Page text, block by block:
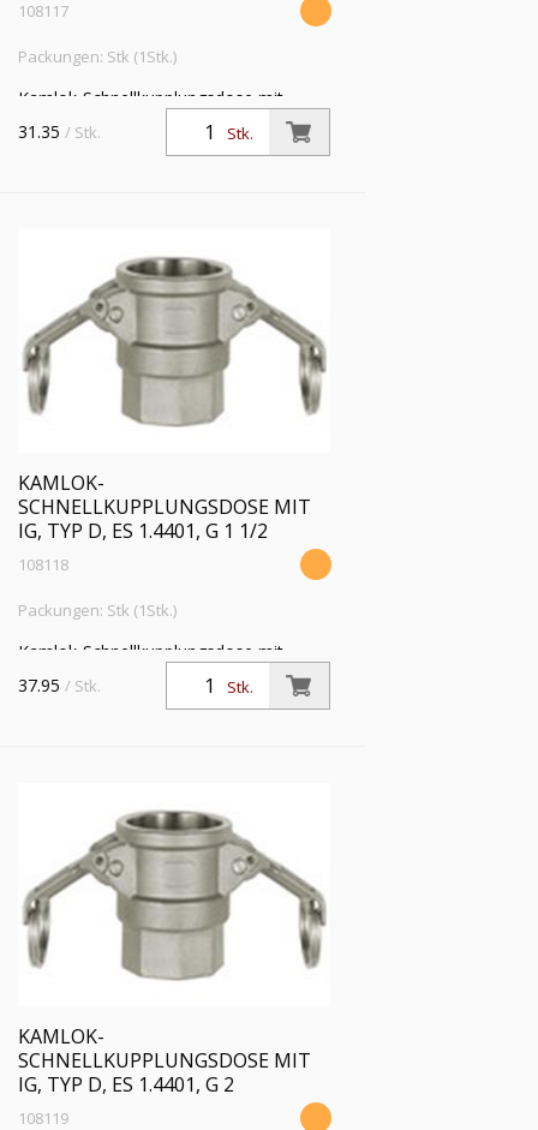
108117
Packungen: Stk (1Stk.)
Kamlok-Schnellkupplungsdose mit
Innengewinde, Typ D, ES 1.4401, G 1
1/4, für Stecker-Ø 46 mm, PN max. 16
Stk.
31.35 / Stk.
KAMLOK-
SCHNELLKUPPLUNGSDOSE MIT
IG, TYP D, ES 1.4401, G 1 1/2
108118
Packungen: Stk (1Stk.)
Kamlok-Schnellkupplungsdose mit
Innengewinde, Typ D, ES 1.4401, G 1
1/2, für Stecker-Ø 54 mm, PN max. 16
Stk.
37.95 / Stk.
KAMLOK-
SCHNELLKUPPLUNGSDOSE MIT
IG, TYP D, ES 1.4401, G 2
108119